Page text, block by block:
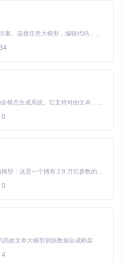
Claude Code 的开源替代方案。连接任意大模型，编辑代码，运行命令，自动验证 — 全自动执行。用 Rust 构建，极致性能。 ｜ An open-source alternative to Claude Code. Connect any LLM, edit code, run commands, and verify changes — autonomously. Built in Rust for speed. Get Started
MiniMax H3 是一个通用的全模态生成系统。它支持对由文本、图像、视频和音频组成的多模态上下文进行统一理解，并能生成分辨率高达 2K、时长可达 15 秒的带原生立体声音频的视频。得益于面向任务泛化的系统设计，H3 在预训练阶段就已具备广泛的多模态上下文理解与生成能力，能够出色地执行复杂的多模态指令。
0
Kimi K3 是Kimi能力最强的模型：这是一个拥有 2.8 万亿参数的混合专家（MoE）模型，具备原生视觉理解能力，并支持 100 万 token 的上下文窗口。
0
高效文本大模型训练数据合成框架
4